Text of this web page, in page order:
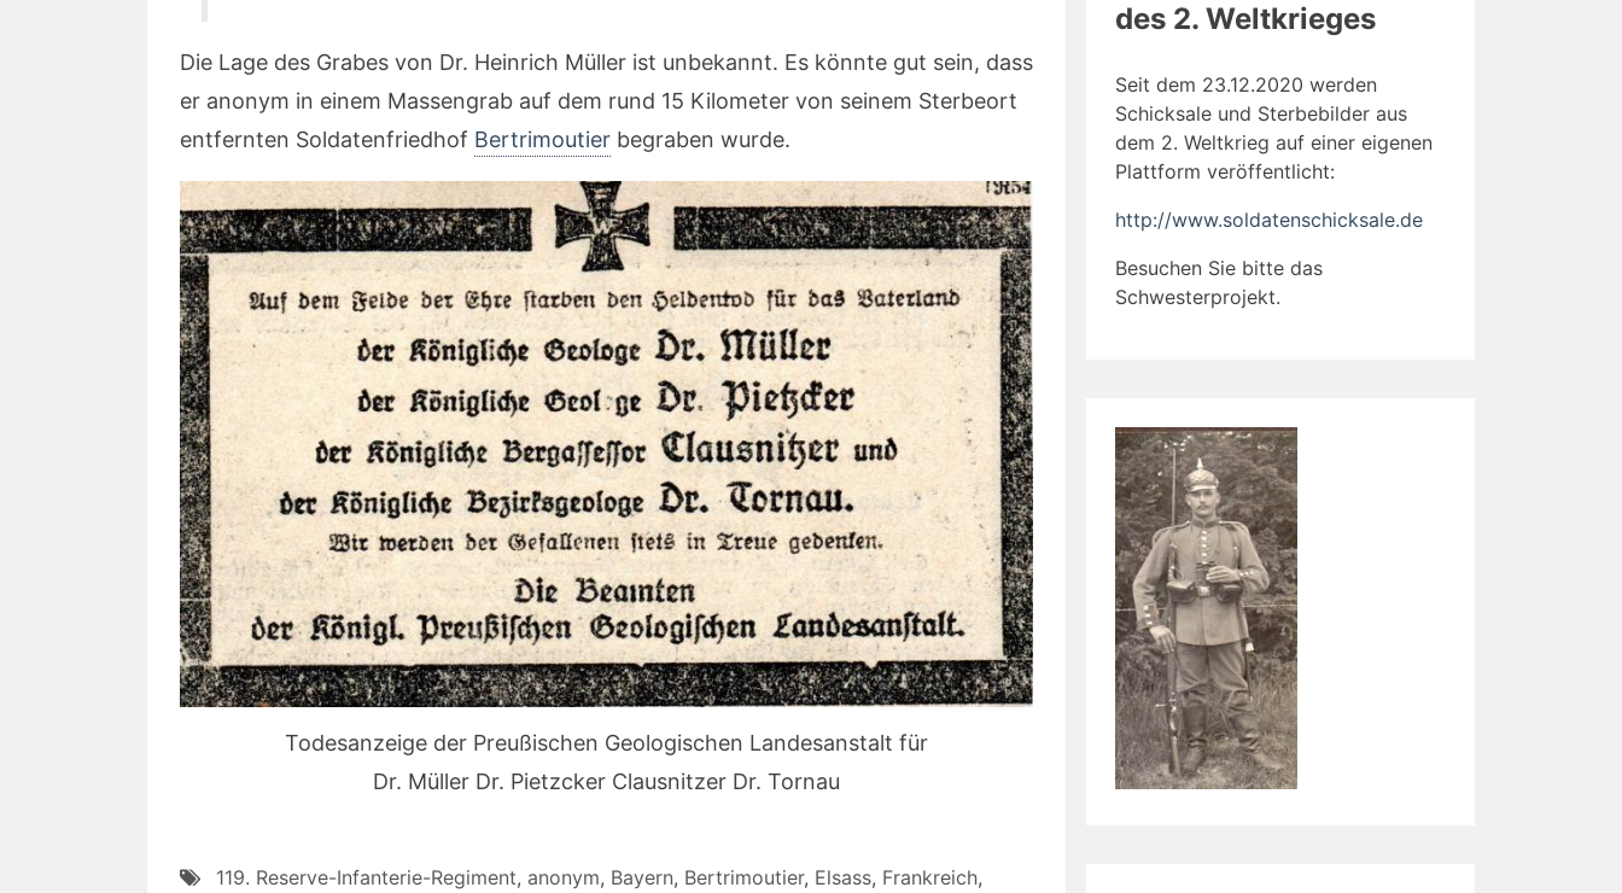
Die Lage des Grabes von Dr. Heinrich Müller ist unbekannt. Es könnte gut sein, dass
er anonym in einem Massengrab auf dem rund 15 Kilometer von seinem Sterbeort
entfernten Soldatenfriedhof Bertrimoutier begraben wurde.
Todesanzeige der Preußischen Geologischen Landesanstalt für
Dr. Müller Dr. Pietzcker Clausnitzer Dr. Tornau
119. Reserve-Infanterie-Regiment, anonym, Bayern, Bertrimoutier, Elsass, Frankreich,
des 2. Weltkrieges
Seit dem 23.12.2020 werden
Schicksale und Sterbebilder aus
dem 2. Weltkrieg auf einer eigenen
Plattform veröffentlicht:
http://www.soldatenschicksale.de
Besuchen Sie bitte das
Schwesterprojekt.